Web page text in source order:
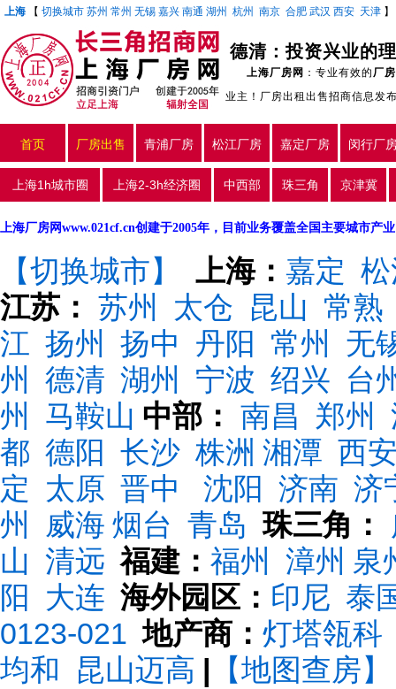
上海 【 切换城市 苏州 常州 无锡 嘉兴 南通 湖州 杭州 南京 合肥 武汉 西安 天津 】
德清：投资兴业的
上海厂房网 ：专业有效的厂
业主！厂房出租出售招商信息发
首页 厂房出售 青浦厂房 松江厂房 嘉定厂房 闵行厂
上海1h城市圈 上海2-3h经济圈 中西部 珠三角 京津冀
上海厂房网www.021cf.cn创建于2005年，目前业务覆盖全国主要城市产
【切换城市】 上海： 嘉定
江苏： 苏州 太仓 昆山 常熟
江 扬州 扬中 丹阳 常州
无
州
德清 湖州 宁波 绍兴 台
州
马鞍山 中部： 南昌 郑州
都 德阳 长沙 株洲 湘潭 西
定 太原 晋中 沈阳 济南 济
州
威海 烟台 青岛 珠三角：
山 清远 福建： 福州 漳州 泉
阳
大连 海外园区： 印尼 泰
0123-021 地产商： 灯塔瓴科
均和
昆山迈高 | 【地图查房】